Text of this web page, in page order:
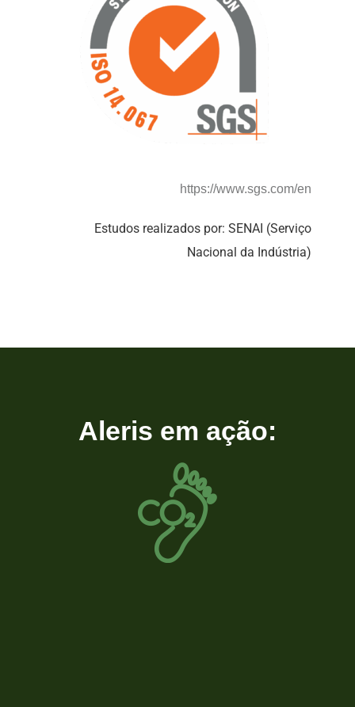
https://www.sgs.com/en
Estudos realizados por: SENAI (Serviço
Nacional da Indústria)
Aleris em ação: